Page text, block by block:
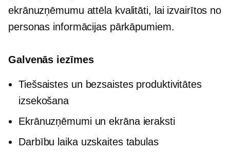
ekrānuzņēmumu attēla kvalitāti, lai izvairītos no
personas informācijas pārkāpumiem.
Galvenās iezīmes
Tiešsaistes un bezsaistes produktivitātes
izsekošana
Ekrānuzņēmumi un ekrāna ieraksti
Darbību laika uzskaites tabulas